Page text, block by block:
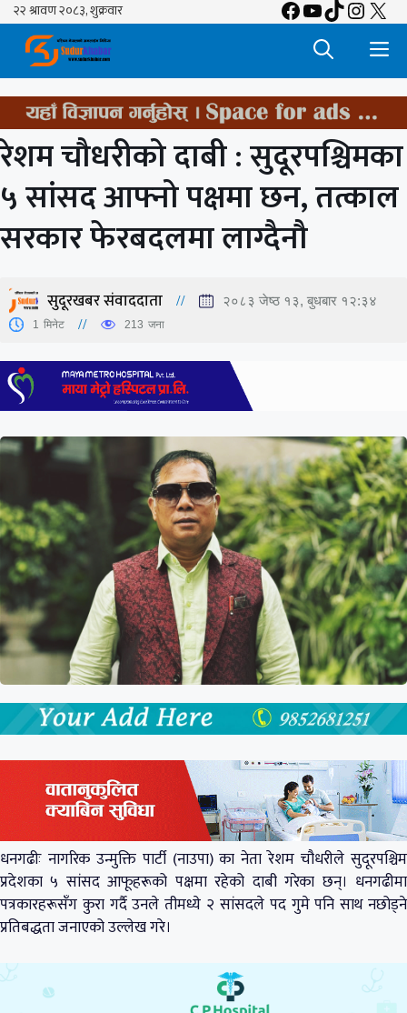
Skip
content
Facebook
YouTube
TikTok
X
रेशम चौधरीको दाबी : सुदूरपश्चिमका
५ सांसद आफ्नो पक्षमा छन, तत्काल
सरकार फेरबदलमा लाग्दैनौ
सुदूरखबर संवाददाता २०८३ जेष्ठ १३, बुधबार १२:३४
1 मिनेट 213 जना
धनगढीः नागरिक उन्मुक्ति पार्टी (नाउपा) का नेता रेशम चौधरीले सुदूरपश्चिम
प्रदेशका ५ सांसद आफूहरूको पक्षमा रहेको दाबी गरेका छन्। धनगढीमा
पत्रकारहरूसँग कुरा गर्दै उनले तीमध्ये २ सांसदले पद गुमे पनि साथ नछोड्ने
प्रतिबद्धता जनाएको उल्लेख गरे।